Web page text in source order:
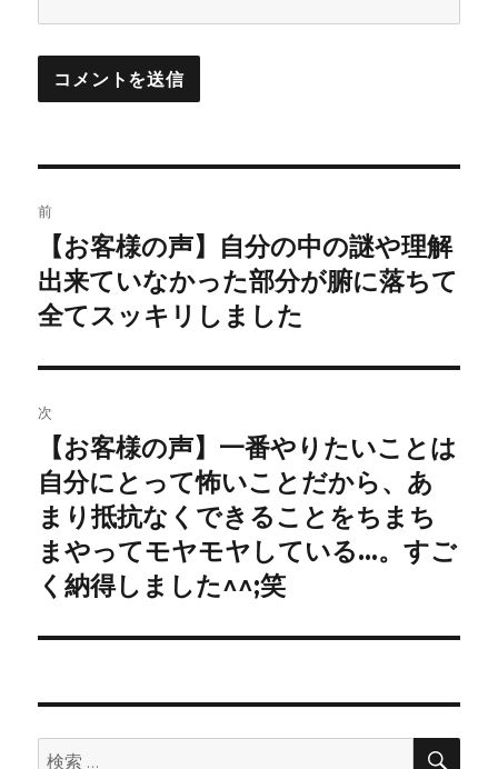
稿
ナ
ビ
ゲ
ー
シ
ョ
ン
前
の
投
【お客様の声】自分の中の謎や理解
出来ていなかった部分が腑に落ちて
全てスッキリしました
次
の
投
稿:
【お客様の声】一番やりたいことは
自分にとって怖いことだから、あ
まり抵抗なくできることをちまち
まやってモヤモヤしている…。すご
く納得しました^^;笑
検
検